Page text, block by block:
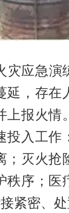
应急演
，存在
报火情
入工作
；灭火抢
序；医
紧密、处